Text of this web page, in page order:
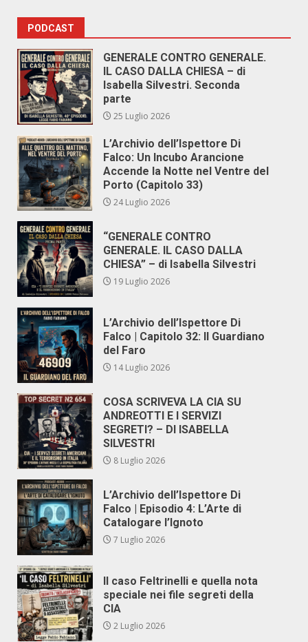
PODCAST
GENERALE CONTRO GENERALE.
IL CASO DALLA CHIESA – di
Isabella Silvestri. Seconda
parte
25 Luglio 2026
L’Archivio dell’Ispettore Di
Falco: Un Incubo Arancione
Accende la Notte nel Ventre del
Porto (Capitolo 33)
24 Luglio 2026
“GENERALE CONTRO
GENERALE. IL CASO DALLA
CHIESA” – di Isabella Silvestri
19 Luglio 2026
L’Archivio dell’Ispettore Di
Falco | Capitolo 32: Il Guardiano
del Faro
14 Luglio 2026
COSA SCRIVEVA LA CIA SU
ANDREOTTI E I SERVIZI
SEGRETI? – DI ISABELLA
SILVESTRI
8 Luglio 2026
L’Archivio dell’Ispettore Di
Falco | Episodio 4: L’Arte di
Catalogare l’Ignoto
7 Luglio 2026
Il caso Feltrinelli e quella nota
speciale nei file segreti della
CIA
2 Luglio 2026